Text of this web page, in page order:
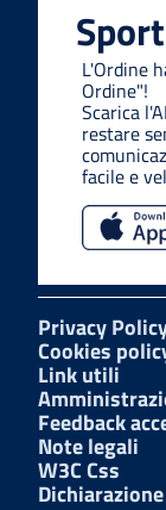
L'Ordine
Ordine"!
Scarica
restare
facile e
Privacy
Cookies
Link utili
Feedback
Note legali
W3C Css